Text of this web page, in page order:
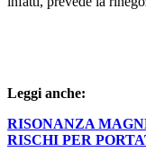
Leggi anche:
RISONANZA
RISCHI PER